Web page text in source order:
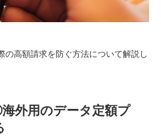
の高額請求を防ぐ方法について解説し
外用のデータ定額プ